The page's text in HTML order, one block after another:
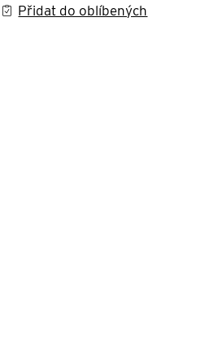
Přidat do oblíbených